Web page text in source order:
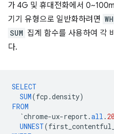
가 4G 및 휴대전화에서
기기 유형으로 일반화하려면
SUM 집계 함수를 사용하여 각
다.
SELECT
SUM(fcp .density)
FROM
`chrome-ux-report.all .
UNNEST(